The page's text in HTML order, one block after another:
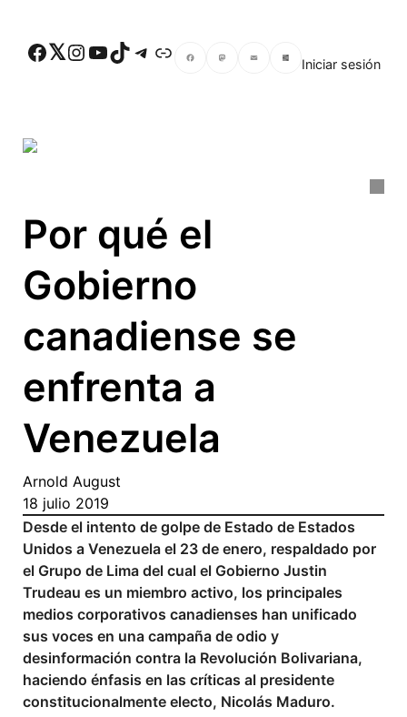
Facebook Twitter Instagram YouTube TikTok Telegram Enlace
Iniciar sesión
Por qué el
Gobierno
canadiense se
enfrenta a
Venezuela
Arnold August
18 julio 2019
Desde el intento de golpe de Estado de Estados
Unidos a Venezuela el 23 de enero, respaldado por
el Grupo de Lima del cual el Gobierno Justin
Trudeau es un miembro activo, los principales
medios corporativos canadienses han unificado
sus voces en una campaña de odio y
desinformación contra la Revolución Bolivariana,
haciendo énfasis en las críticas al presidente
constitucionalmente electo, Nicolás Maduro.